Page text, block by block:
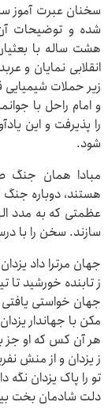
سخنان عبرت آموز
شده و توضیحات
هشت ساله با
انقلابی نمایان و
زیر حملات شیمیایی
را پذیرفت و این
شود.
مبادا همان جنگ
هستند، دوباره
عظمتی که به مدد
سازند. سخن را با
جهان مرترا داد
ز تابنده خورشید تا
جهان خواستی
مکن با جهاندار
هر آن کس که او جز
ز یزدان و از منش
تو را پاک یزدان نگه
دلت شادمان بخت